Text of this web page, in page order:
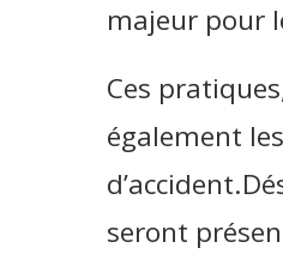
majeur pour
Ces
également
seront